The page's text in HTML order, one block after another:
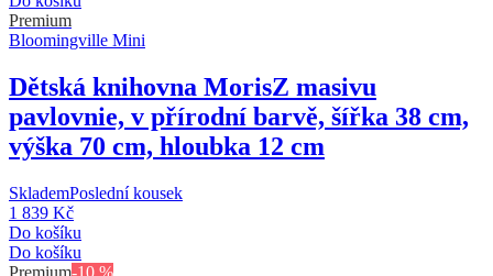
Premium
Bloomingville Mini
Dětská knihovna MorisZ masivu
pavlovnie, v přírodní barvě, šířka 38 cm,
výška 70 cm, hloubka 12 cm
SklademPoslední kousek
1 839 Kč
Do košíku
Do košíku